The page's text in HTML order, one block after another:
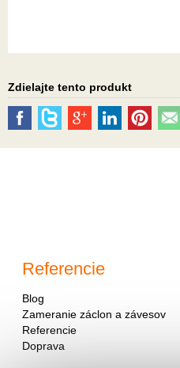
Zdielajte tento produkt
Referencie
Blog
Zameranie záclon a závesov
Referencie
Doprava